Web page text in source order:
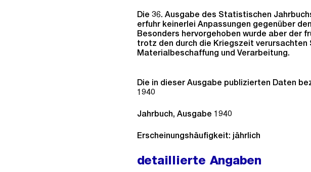
Die 36. Ausgabe des Statistischen
erfuhr keinerlei Anpassungen gegenüber
Besonders hervorgehoben wurde aber der
trotz den durch die Kriegszeit verursachten
Materialbeschaffung und Verarbeitung.
Die in dieser Ausgabe publizierten Daten
1940
Jahrbuch, Ausgabe 1940
Erscheinungshäufigkeit: jährlich
detaillierte Angaben